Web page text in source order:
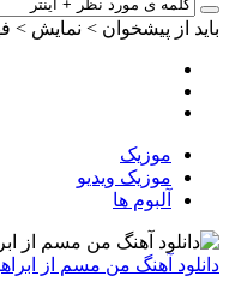
باید از پیشخوان > نمایش >
موزیک
موزیک ویدیو
آلبوم ها
دانلود آهنگ من مسم از ابراهیم